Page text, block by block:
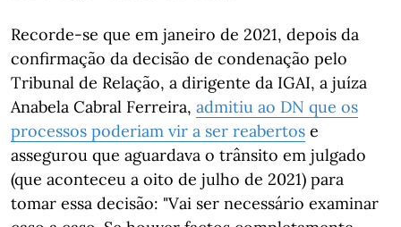
Recorde-se que em janeiro de 2021, depois da
confirmação da decisão de condenação pelo
Tribunal de Relação, a dirigente da IGAI, a juíza
Anabela Cabral Ferreira, admitiu ao DN que os
processos poderiam vir a ser reabertos e
assegurou que aguardava o trânsito em julgado
(que aconteceu a oito de julho de 2021) para
tomar essa decisão: "Vai ser necessário examinar